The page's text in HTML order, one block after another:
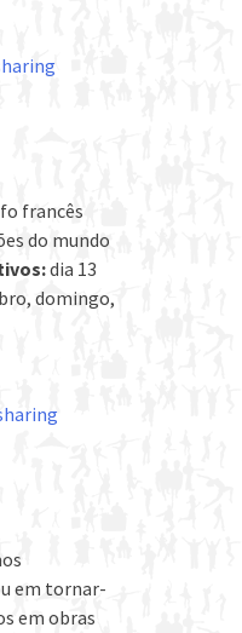
francês
do mundo
dia 13
domingo,
em tornar-
em obras